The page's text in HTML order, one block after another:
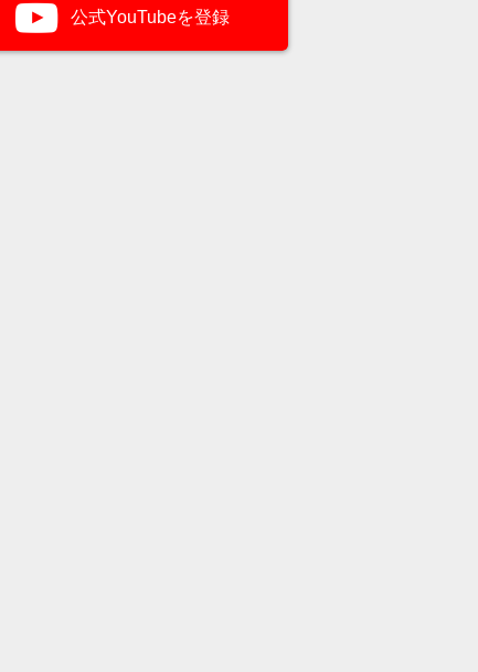
公式YouTubeを登録